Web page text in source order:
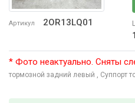
Артикул 2OR13LQ01
* Фото неактуально. Сняты
тормозной задний левый , Суппорт